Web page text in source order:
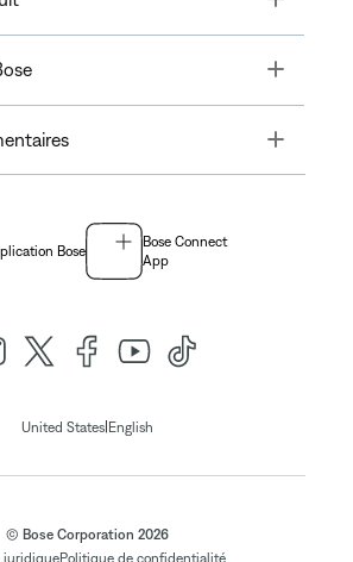
Toggle
Toggle
Bose
Bose Connect
App
United States| English
© Bose Corporation 2026